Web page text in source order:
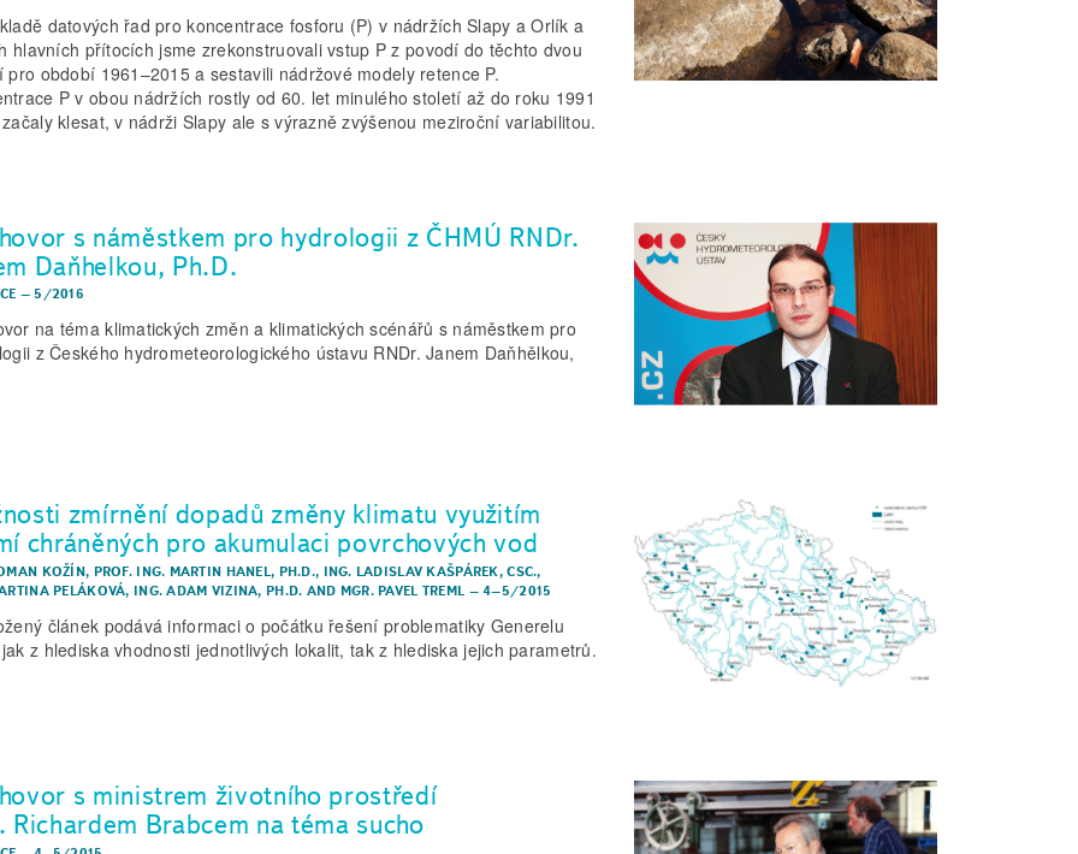
datových řad pro koncentrace fosforu (P) v nádržích Slapy a Orlík a
hlavních přítocích jsme zrekonstruovali vstup P z povodí do těchto dvou
pro období 1961–2015 a sestavili nádržové modely retence P.
P v obou nádržích rostly od 60. let minulého století až do roku 1991
klesat, v nádrži Slapy ale s výrazně zvýšenou meziroční variabilitou.
s náměstkem pro hydrologii z ČHMÚ RNDr.
Daňhelkou, Ph.D.
–5/2016
na téma klimatických změn a klimatických scénářů s náměstkem pro
z Českého hydrometeorologického ústavu RNDr. Janem Daňhělkou,
zmírnění dopadů změny klimatu využitím
chráněných pro akumulaci povrchových vod
KOŽÍN, PROF. ING. MARTIN HANEL, PH.D., ING. LADISLAV KAŠPÁREK, CSC.,
PELÁKOVÁ, ING. ADAM VIZINA, PH.D. AND MGR. PAVEL TREML –4–5/2015
článek podává informaci o počátku řešení problematiky Generelu
z hlediska vhodnosti jednotlivých lokalit, tak z hlediska jejich parametrů.
s ministrem životního prostředí
Richardem Brabcem na téma sucho